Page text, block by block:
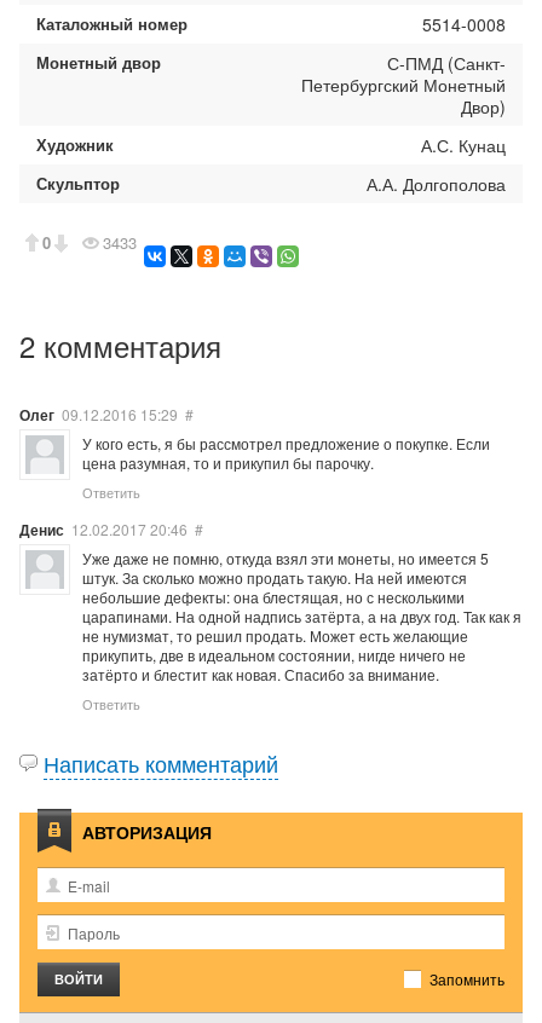
Каталожный номер 5514-0008
Монетный двор
С-ПМД (Санкт-
Петербургский Монетный
Двор)
Художник А.С. Кунац
Скульптор А.А. Долгополова
0 3433
2 комментария
Олег 09.12.2016 15:29 #
У кого есть, я бы рассмотрел предложение о покупке. Если
цена разумная, то и прикупил бы парочку.
Ответить
Денис 12.02.201720:46 #
Уже даже не помню, откуда взял эти монеты, но имеется 5
штук. За сколько можно продать такую. На ней имеются
небольшие дефекты: она блестящая, но с несколькими
царапинами. На одной надпись затёрта, а на двух год. Так как я
не нумизмат, то решил продать. Может есть желающие
прикупить, две в идеальном состоянии, нигде ничего не
затёрто и блестит как новая. Спасибо за внимание.
Ответить
Написать комментарий
АВТОРИЗАЦИЯ
Запомнить